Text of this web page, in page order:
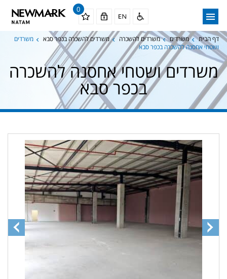
0
דף הבית משרדים משרדים להשכרה משרדים להשכרה בכפר סבא
משרדים
ושטחי אחסנה להשכרה בכפר סבא
משרדים ושטחי אחסנה להשכרה
בכפר סבא